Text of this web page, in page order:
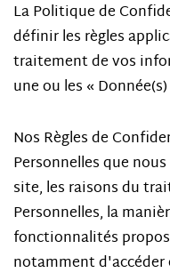
La Politique de
définir les règles
traitement de vos
une ou les «
Nos Règles de
Personnelles que
site, les raisons du
Personnelles, la
fonctionnalités
notamment